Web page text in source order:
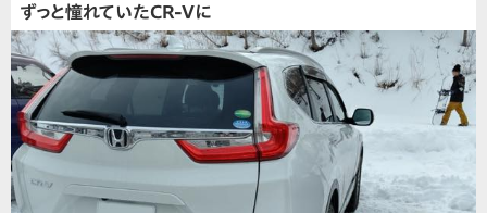
ずっと憧れていたCR-Vに